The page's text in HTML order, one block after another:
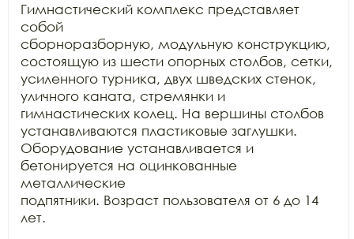
Гимнастический комплекс представляет
собой
сборноразборную, модульную конструкцию,
состоящую из шести опорных столбов, сетки,
усиленного турника, двух шведских стенок,
уличного каната, стремянки и
гимнастических колец. На вершины столбов
устанавливаются пластиковые заглушки.
Оборудование устанавливается и
бетонируется на оцинкованные
металлические
подпятники. Возраст пользователя от 6 до 14
лет.